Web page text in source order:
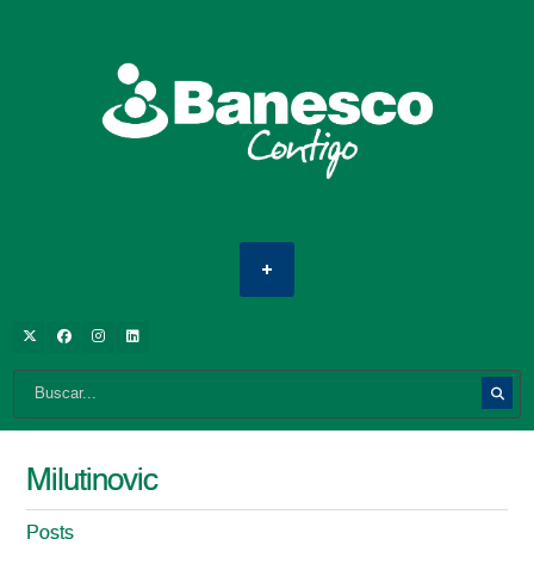
Milutinovic
Posts